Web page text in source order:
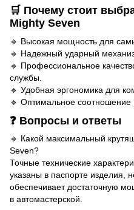
🛒 Почему стоит
Mighty Seven
🔹 Высокая мощность для
🔹 Надежный ударный
🔹 Профессиональное
службы.
🔹 Удобная эргономика для
🔹 Оптимальное соотношение
❓ Вопросы и ответы
🔹 Какой максимальный
Seven?
Точные технические
указаны в паспорте изделия,
обеспечивает достаточную
в автомастерской.